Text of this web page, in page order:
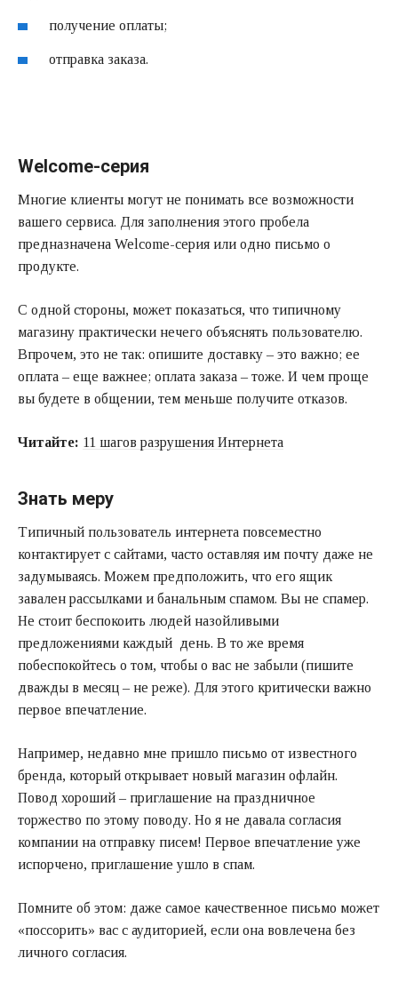
получение оплаты;
отправка заказа.
Welcome-серия
Многие клиенты могут не понимать все возможности
вашего сервиса. Для заполнения этого пробела
предназначена Welcome-серия или одно письмо о
продукте.
С одной стороны, может показаться, что типичному
магазину практически нечего объяснять пользователю.
Впрочем, это не так: опишите доставку – это важно; ее
оплата – еще важнее; оплата заказа – тоже. И чем проще
вы будете в общении, тем меньше получите отказов.
Читайте: 11 шагов разрушения Интернета
Знать меру
Типичный пользователь интернета повсеместно
контактирует с сайтами, часто оставляя им почту даже не
задумываясь. Можем предположить, что его ящик
завален рассылками и банальным спамом. Вы не спамер.
Не стоит беспокоить людей назойливыми
предложениями каждый день. В то же время
побеспокойтесь о том, чтобы о вас не забыли (пишите
дважды в месяц – не реже). Для этого критически важно
первое впечатление.
Например, недавно мне пришло письмо от известного
бренда, который открывает новый магазин офлайн.
Повод хороший – приглашение на праздничное
торжество по этому поводу. Но я не давала согласия
компании на отправку писем! Первое впечатление уже
испорчено, приглашение ушло в спам.
Помните об этом: даже самое качественное письмо может
«поссорить» вас с аудиторией, если она вовлечена без
личного согласия.